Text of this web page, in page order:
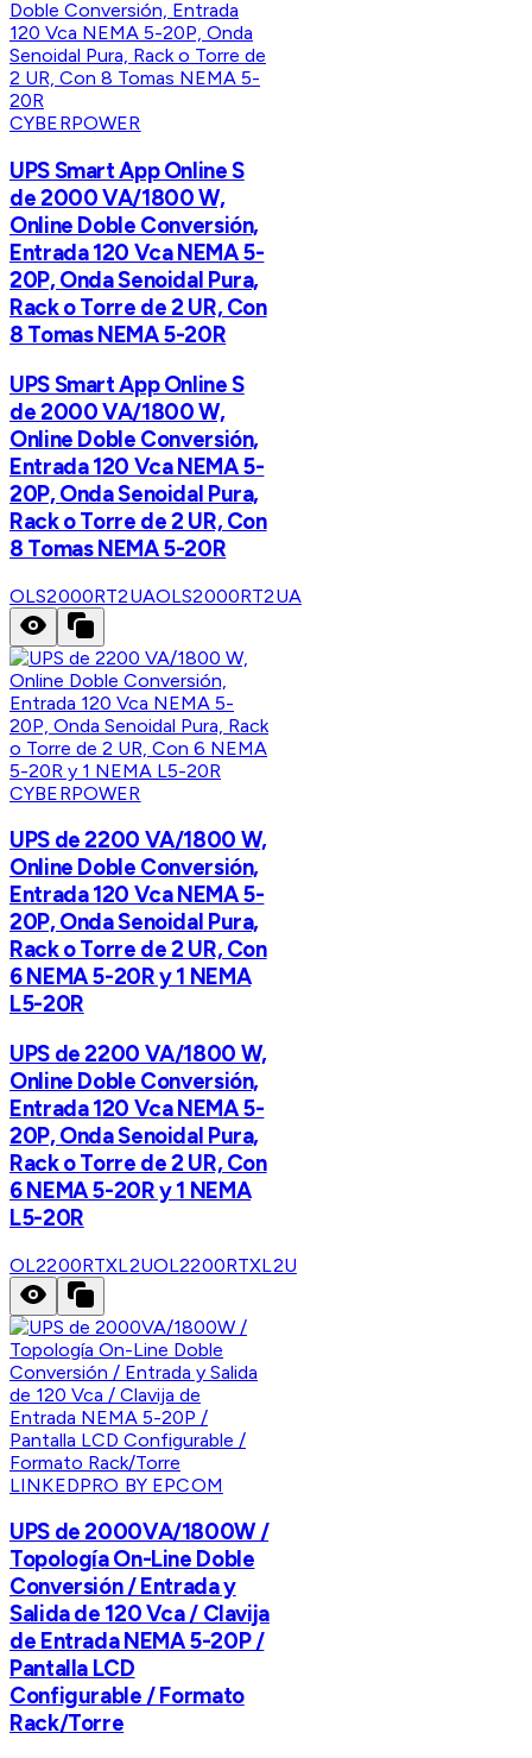
CYBERPOWER
UPS Smart App Online S
de 2000 VA/1800 W,
Online Doble Conversión,
Entrada 120 Vca NEMA 5-
20P, Onda Senoidal Pura,
Rack o Torre de 2 UR, Con
8 Tomas NEMA 5-20R
UPS Smart App Online S
de 2000 VA/1800 W,
Online Doble Conversión,
Entrada 120 Vca NEMA 5-
20P, Onda Senoidal Pura,
Rack o Torre de 2 UR, Con
8 Tomas NEMA 5-20R
OLS2000RT2UAOLS2000RT2UA
CYBERPOWER
UPS de 2200 VA/1800 W,
Online Doble Conversión,
Entrada 120 Vca NEMA 5-
20P, Onda Senoidal Pura,
Rack o Torre de 2 UR, Con
6 NEMA 5-20R y 1 NEMA
L5-20R
UPS de 2200 VA/1800 W,
Online Doble Conversión,
Entrada 120 Vca NEMA 5-
20P, Onda Senoidal Pura,
Rack o Torre de 2 UR, Con
6 NEMA 5-20R y 1 NEMA
L5-20R
OL2200RTXL2UOL2200RTXL2U
LINKEDPRO BY EPCOM
UPS de 2000VA/1800W /
Topología On-Line Doble
Conversión / Entrada y
Salida de 120 Vca / Clavija
de Entrada NEMA 5-20P /
Pantalla LCD
Configurable / Formato
Rack/Torre